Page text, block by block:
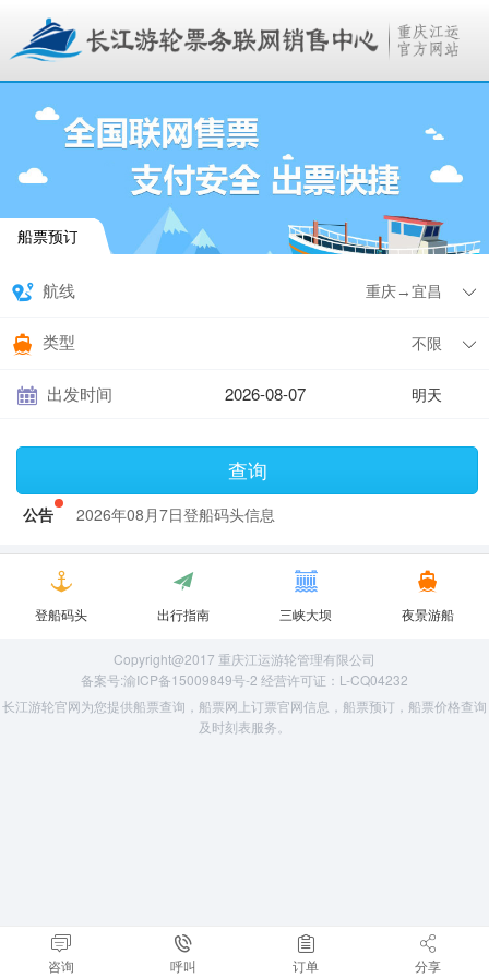
船票预订
航线
类型
出发时间 明天
查询
公告
2026年08月7日登船码头信息
登船码头 出行指南 三峡大坝 夜景游船
Copyright@2017 重庆江运游轮管理有限公司
备案号:渝ICP备15009849号-2 经营许可证：L-CQ04232
长江游轮官网为您提供船票查询，船票网上订票官网信息，船票预订，船票价格查询
及时刻表服务。
咨询 呼叫 订单 分享